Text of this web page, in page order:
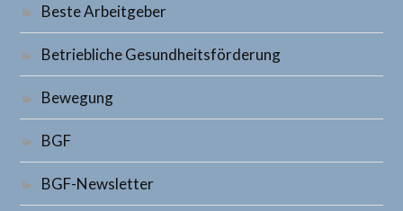
Beste Arbeitgeber
Betriebliche Gesundheitsförderung
Bewegung
BGF
BGF-Newsletter